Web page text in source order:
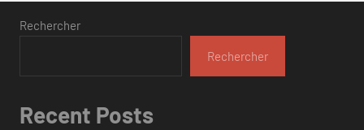
Rechercher
Rechercher
Recent Posts